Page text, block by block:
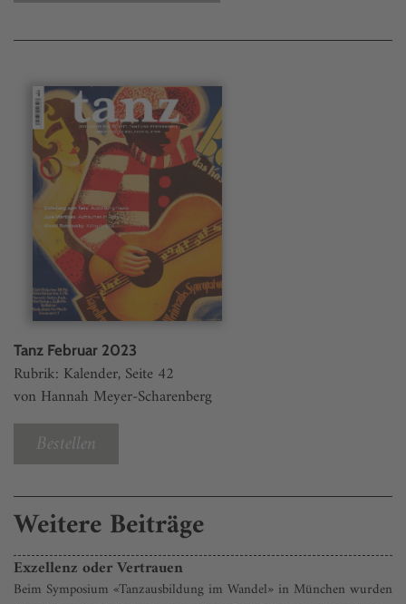
Tanz Februar 2023
Rubrik: Kalender, Seite 42
von Hannah Meyer-Scharenberg
Bestellen
Weitere Beiträge
Exzellenz oder Vertrauen
Beim Symposium «Tanzausbildung im Wandel» in München wurden